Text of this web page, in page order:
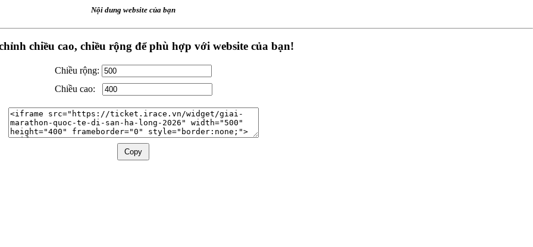
Nội dung website của bạn
chiều cao, chiều rộng để phù hợp với website của bạn!
Chiều rộng:
Chiều cao:
Copy